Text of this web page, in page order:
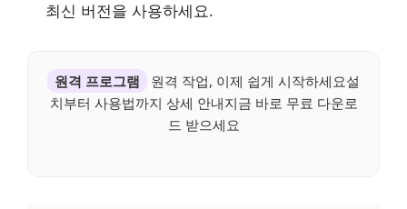
최신 버전을 사용하세요.
원격 프로그램
원격 작업, 이제 쉽게 시작하세요설
치부터 사용법까지 상세 안내지금 바로 무료 다운로
드 받으세요